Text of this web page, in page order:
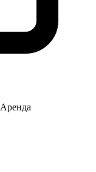
Аренда